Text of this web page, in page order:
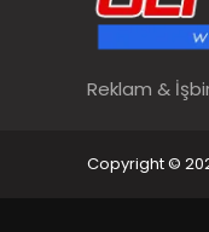
Reklam &
Copyright ©